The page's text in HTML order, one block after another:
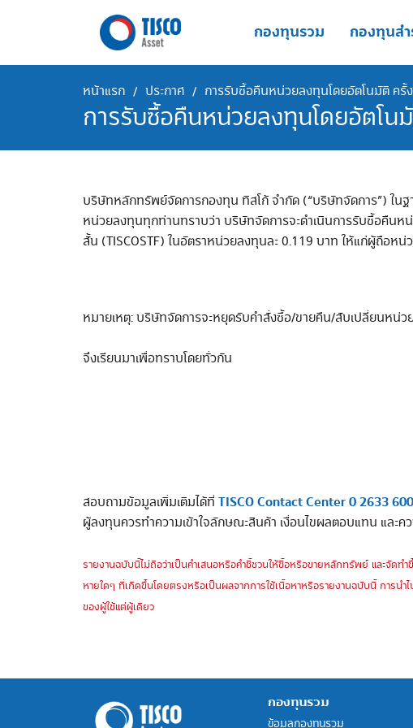
กองทุนรวม กองทุนส
หน้าแรก / ประกาศ / การรับซื้อคืนหน่วยลงทุนโดยอัตโนมัติ ครั้
การรับซื้อคืนหน่วยลงทุนโดยอัตโน
บริษัทหลักทรัพย์จัดการกองทุน ทิสโก้ จำกัด (“บริษัทจัดการ”) ใน
หน่วยลงทุนทุกท่านทราบว่า บริษัทจัดการจะดำเนินการรับซื้อคืน
สั้น (TISCOSTF) ในอัตราหน่วยลงทุนละ 0.119 บาท ให้แก่ผู้ถือ
หมายเหตุ: บริษัทจัดการจะหยุดรับคำสั่งซื้อ/ขายคืน/สับเปลี่ยนหน่
จึงเรียนมาเพื่อทราบโดยทั่วกัน
สอบถามข้อมูลเพิ่มเติมได้ที่ TISCO Contact Center 0 2633
ผู้ลงทุนควรทำความเข้าใจลักษณะสินค้า เงื่อนไขผลตอบแทน และค
รายงานฉบับนี้ไม่ถือว่าเป็นคำเสนอหรือคำชี้ชวนให้ซื้อหรือขายหลักทรัพย์ และจัดท
หายใดๆ ที่เกิดขึ้นโดยตรงหรือเป็นผลจากการใช้เนื้อหาหรือรายงานฉบับนี้ การน
ของผู้ใช้แต่ผู้เดียว
กองทุนรวม
ข้อมูลกองทุนรวม